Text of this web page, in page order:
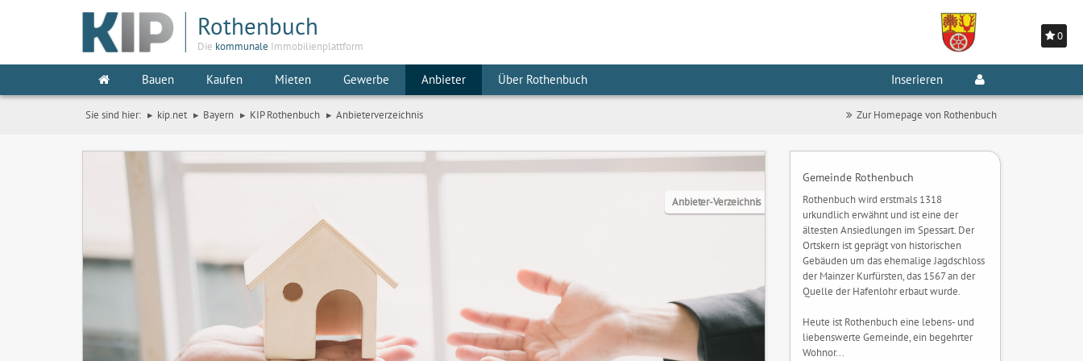
0
Rothenbuch
Die kommunale Immobilienplattform
Bauen Kaufen Mieten Gewerbe Anbieter Über Rothenbuch Inserieren
Sie sind hier: kip.net Bayern KIP Rothenbuch Anbieterverzeichnis Zur Homepage von Rothenbuch
Anbieter-Verzeichnis
Gemeinde Rothenbuch
Rothenbuch wird erstmals 1318
urkundlich erwähnt und ist eine der
ältesten Ansiedlungen im Spessart. Der
Ortskern ist geprägt von historischen
Gebäuden um das ehemalige Jagdschloss
der Mainzer Kurfürsten, das 1567 an der
Quelle der Hafenlohr erbaut wurde.
Heute ist Rothenbuch eine lebens- und
liebenswerte Gemeinde, ein begehrter
Wohnor...